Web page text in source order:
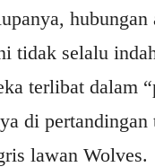
hubungan
tidak selalu
terlibat dalam
di
lawan Wolves.